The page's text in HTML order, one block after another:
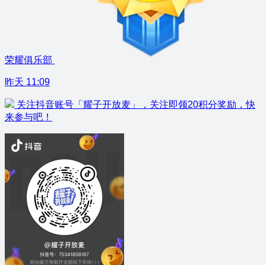
荣耀俱乐部
昨天 11:09
关注抖音账号「耀子开放麦」，关注即领20积分奖励，快
来参与吧！